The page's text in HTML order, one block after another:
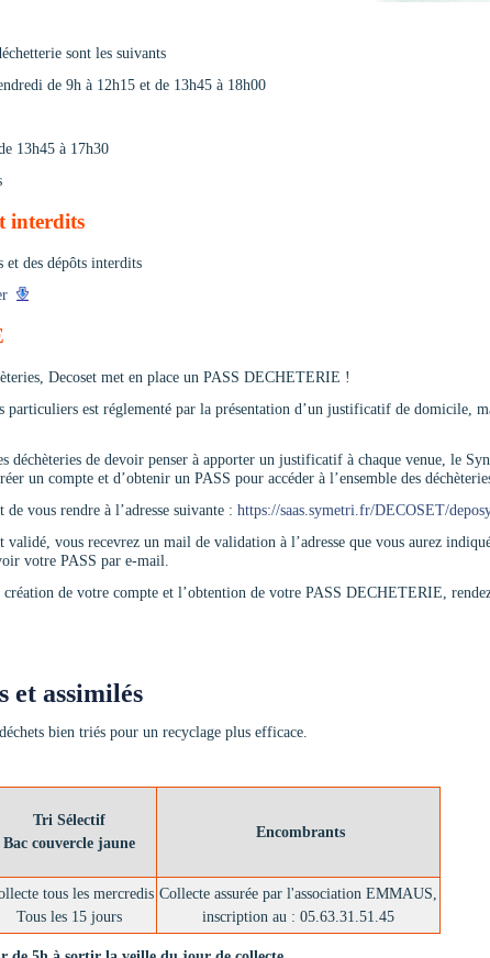
sont les suivants
de 9h à 12h15 et de 13h45 à 18h00
13h45 à 17h30
interdits
et des dépôts interdits
Decoset met en place un PASS DECHETERIE !
particuliers est réglementé par la présentation d’un justificatif de domicile,
déchèteries de devoir penser à apporter un justificatif à chaque venue, le
un compte et d’obtenir un PASS pour accéder à l’ensemble des
vous rendre à l’adresse suivante : https://saas.symetri.fr/DECOSET/
vous recevrez un mail de validation à l’adresse que vous aurez
votre PASS par e-mail.
de votre compte et l’obtention de votre PASS DECHETERIE,
et assimilés
bien triés pour un recyclage plus efficace.
Tri Sélectif
Bac couvercle jaune
Encombrants
tous les mercredis
Tous les 15 jours
Collecte assurée par l'association EMMAUS,
inscription au : 05.63.31.51.45